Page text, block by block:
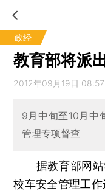
政经
教育部将派
2012年09月19日 08:57
9月中旬至10月中
管理专项督查
据教育部网站9
校车安全管理工